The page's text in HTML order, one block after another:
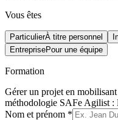
Vous êtes
ParticulierÀ titre personnel
EntreprisePour une équipe
Formation
Gérer un projet en
méthodologie SAFe Agilist :
Nom et prénom *